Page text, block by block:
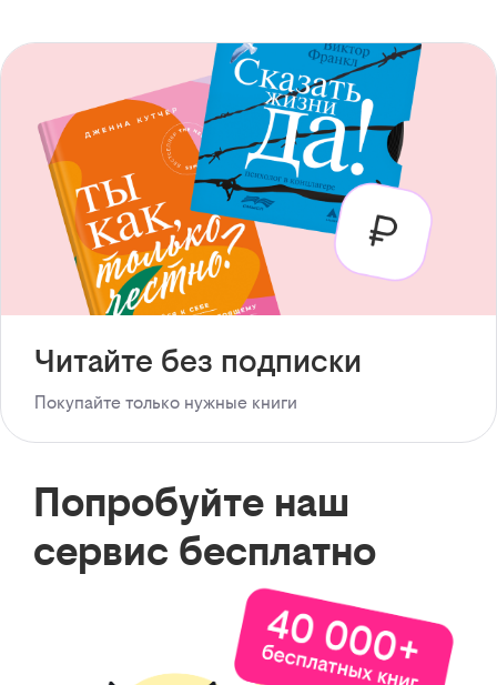
Читайте без подписки
Покупайте только нужные книги
Попробуйте наш
сервис бесплатно